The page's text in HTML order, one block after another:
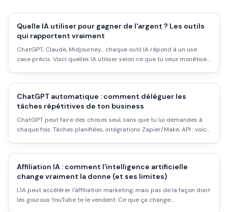
Quelle IA utiliser pour gagner de l'argent ? Les outils
qui rapportent vraiment
ChatGPT, Claude, Midjourney... chaque outil IA répond à un use
case précis. Voici quelles IA utiliser selon ce que tu veux monétiser
ChatGPT automatique : comment déléguer les
tâches répétitives de ton business
ChatGPT peut faire des choses seul, sans que tu lui demandes à
chaque fois. Tâches planifiées, intégrations Zapier/Make, API : voici
Affiliation IA : comment l'intelligence artificielle
change vraiment la donne (et ses limites)
L'IA peut accélérer l'affiliation marketing, mais pas de la façon dont
les gourous YouTube te le vendent. Ce que ça change